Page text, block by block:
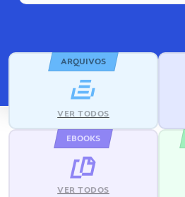
ARQUIVOS
VER TODOS
EBOOKS
VER TODOS